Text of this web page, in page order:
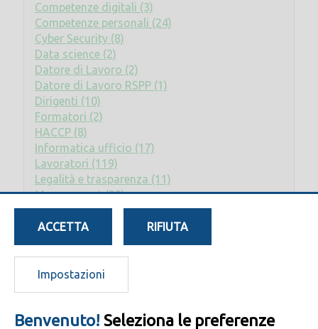
Competenze digitali (3)
Competenze personali (24)
Cyber Security (8)
Data science (2)
Datore di Lavoro (2)
Datore di Lavoro RSPP (1)
Dirigenti (10)
Formatori (2)
HACCP (8)
Informatica ufficio (17)
Lavoratori (119)
Legalità e trasparenza (11)
Management (23)
Privacy (2)
Rischio elettrico (2)
RSPP - ASPP (17)
Sostenibilità (7)
RIFIUTA
ACCETTA
Impostazioni
Benvenuto! Seleziona le preferenze